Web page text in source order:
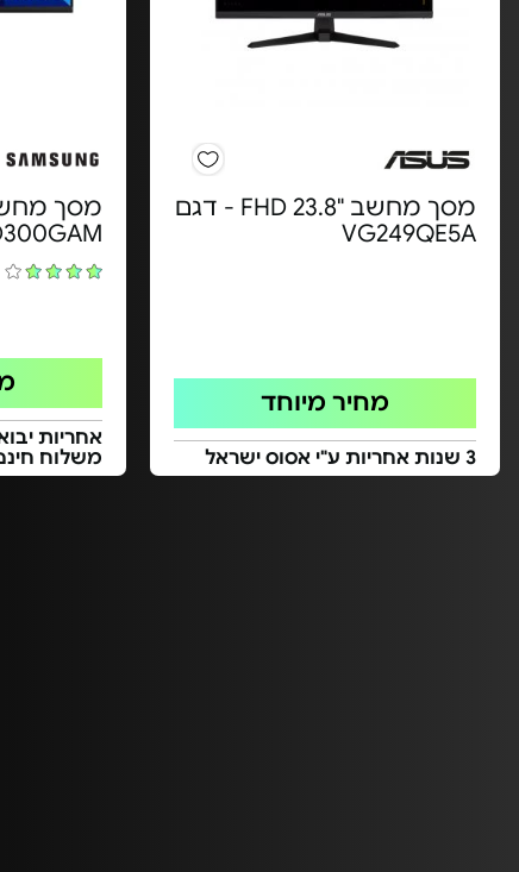
מסך מחשב "23.8 FHD - דגם
VG249QE5A
מחיר מיוחד
3 שנות אחריות ע"י אסוס ישראל
אחריות
משלוח